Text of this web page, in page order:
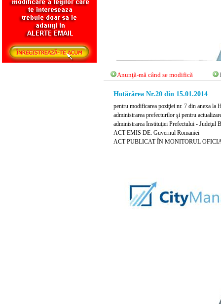
Anunţă-mă când se modifică
Hotărârea Nr.20 din 15.01.2014
pentru modificarea poziţiei nr. 7 din anexa la
administrarea prefecturilor şi pentru
administrarea Instituţiei Prefectului - Judeţul
ACT EMIS DE: Guvernul Romaniei
ACT PUBLICAT ÎN MONITORUL